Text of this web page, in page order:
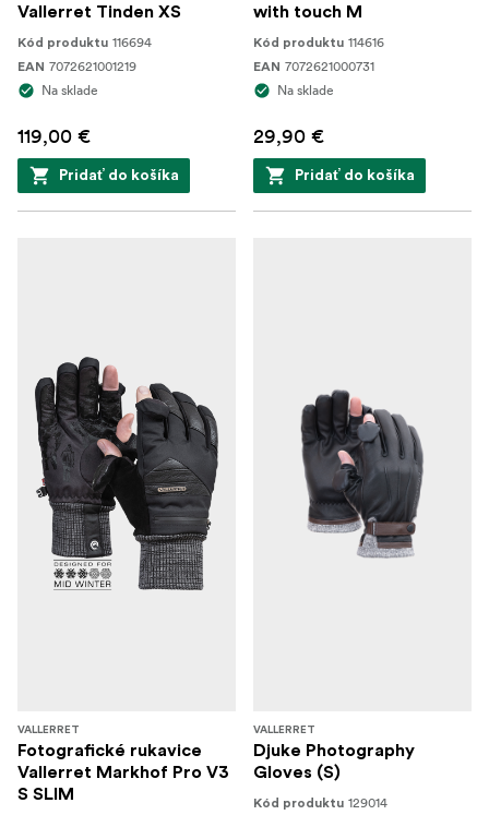
Vallerret Tinden XS
Kód produktu 116694
EAN 7072621001219
Na sklade
119,00 €
Pridať do košíka
with touch M
Kód produktu 114616
EAN 7072621000731
Na sklade
29,90 €
Pridať do košíka
VALLERRET
Fotografické rukavice
Vallerret Markhof Pro V3
S SLIM
VALLERRET
Djuke Photography
Gloves (S)
Kód produktu 129014